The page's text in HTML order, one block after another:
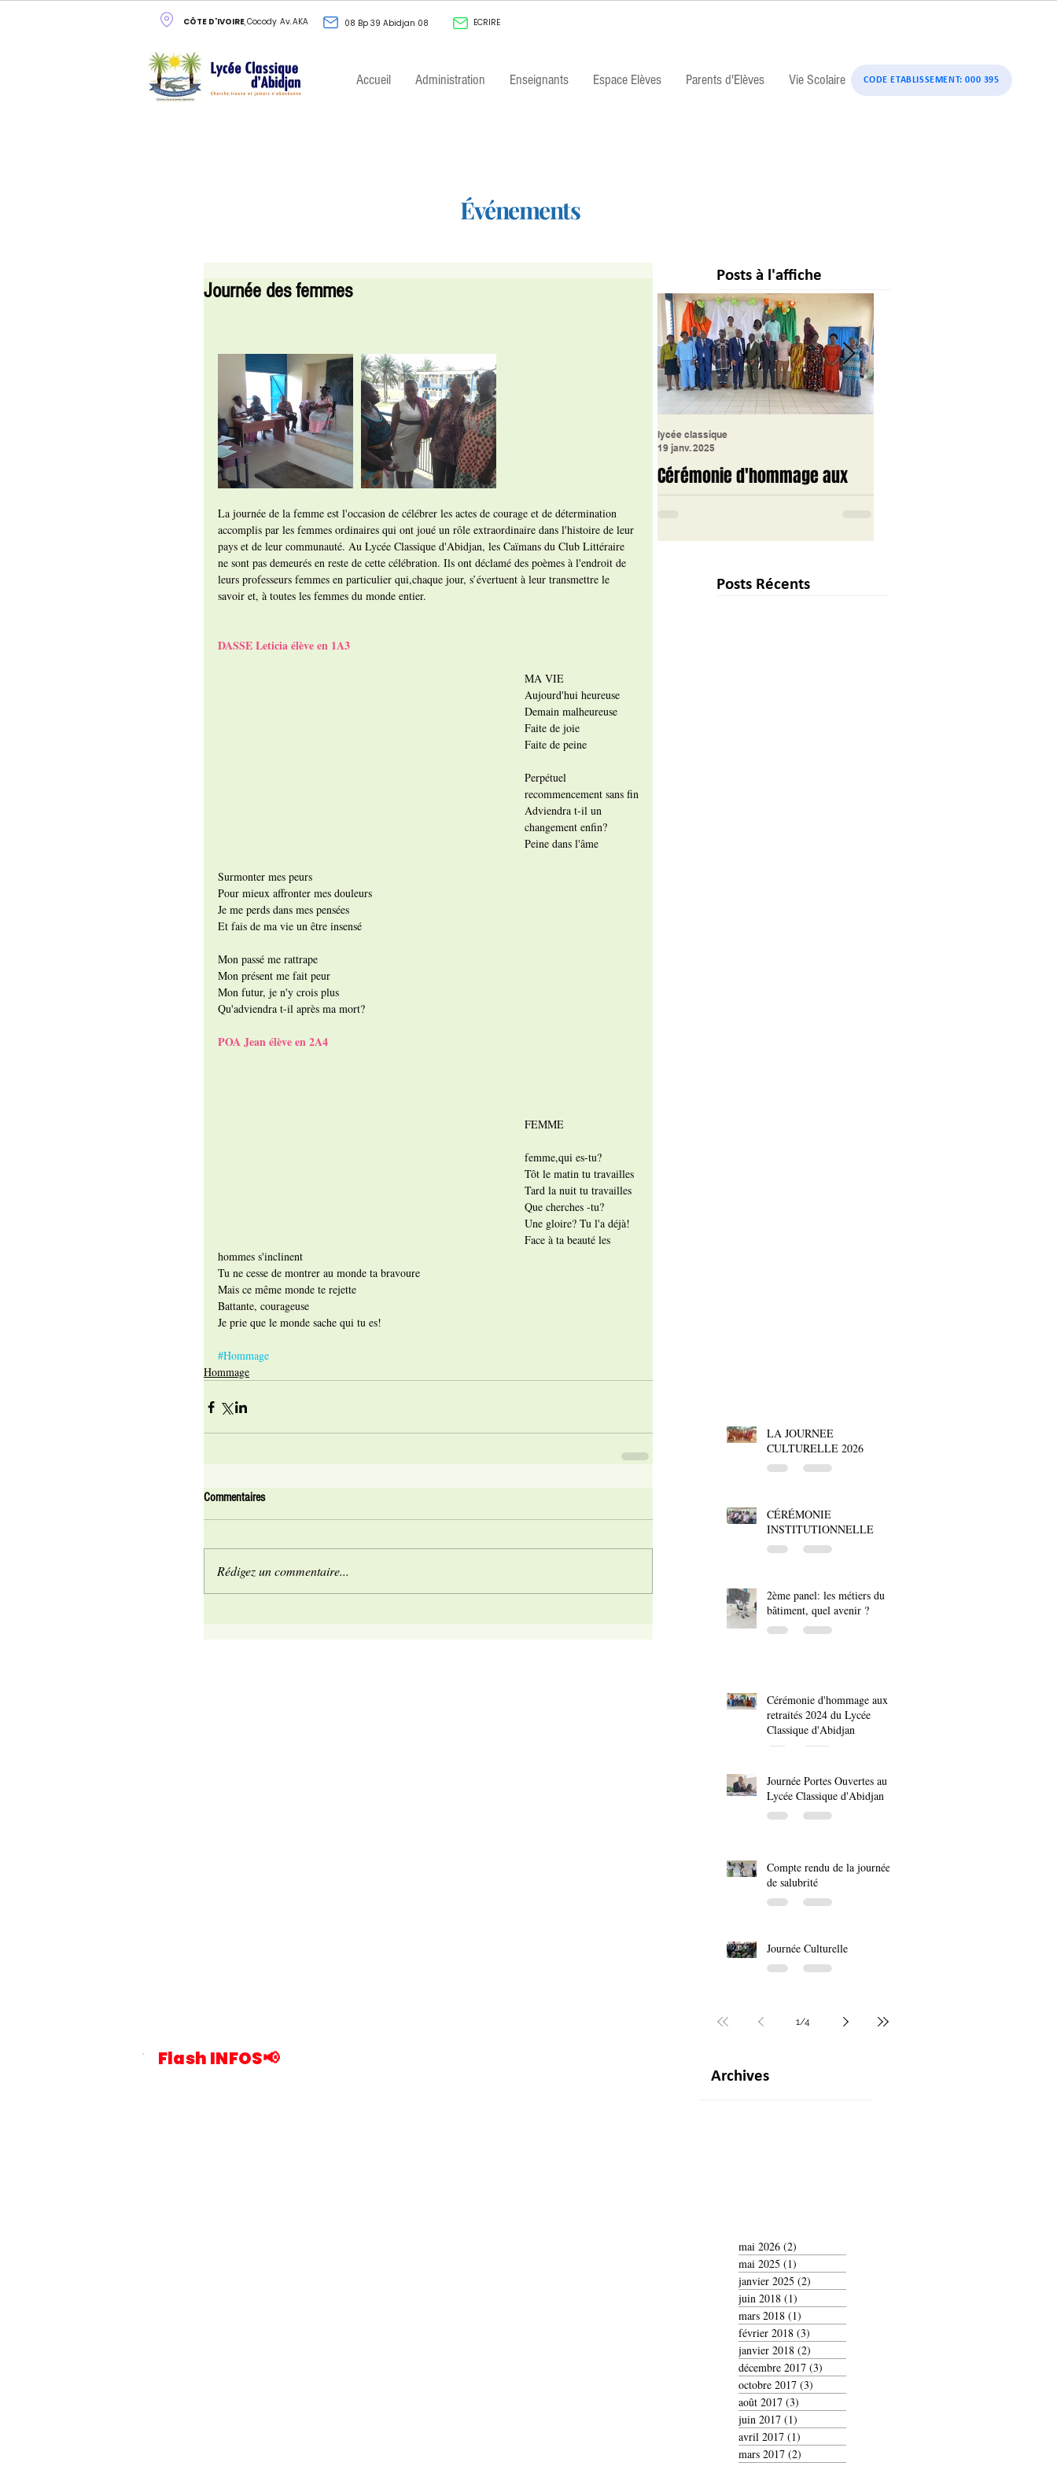
CÔTE D'IVOIRE, Cocody Av. AKA 08 Bp 39 Abidjan 08 ECRIRE
Événements
Journée des femmes
La journée de la femme est l'occasion de célébrer les actes de courage et de détermination
accomplis par les femmes ordinaires qui ont joué un rôle extraordinaire dans l'histoire de leur
pays et de leur communauté. Au Lycée Classique d'Abidjan, les Caïmans du Club Littéraire
ne sont pas demeurés en reste de cette célébration. Ils ont déclamé des poèmes à l'endroit de
leurs professeurs femmes en particulier qui,chaque jour, s’évertuent à leur transmettre le
savoir et, à toutes les femmes du monde entier.
DASSE Leticia élève en 1A3
MA VIE
Aujourd'hui heureuse
Demain malheureuse
Faite de joie
Faite de peine
Perpétuel
recommencement sans fin
Adviendra t-il un
changement enfin?
Peine dans l'âme
Surmonter mes peurs
Pour mieux affronter mes douleurs
Je me perds dans mes pensées
Et fais de ma vie un être insensé
Mon passé me rattrape
Mon présent me fait peur
Mon futur, je n'y crois plus
Qu'adviendra t-il après ma mort?
POA Jean élève en 2A4
FEMME
femme,qui es-tu?
Tôt le matin tu travailles
Tard la nuit tu travailles
Que cherches -tu?
Une gloire? Tu l'a déjà!
Face à ta beauté les
hommes s'inclinent
Tu ne cesse de montrer au monde ta bravoure
Mais ce même monde te rejette
Battante, courageuse
Je prie que le monde sache qui tu es!
#Hommage
Hommage
Commentaires
Rédigez un commentaire...
Posts à l'affiche
Cérémonie d'hommage aux
retraités 2024 du Lycée
organisé ce vendredi 17 janvier une
cérémonie d'hommage solennelle
lycée classique
19 janv. 2025
Posts Récents
LA JOURNEE
CULTURELLE 2026
CÉRÉMONIE
INSTITUTIONNELLE
2ème panel: les métiers du
bâtiment, quel avenir ?
Cérémonie d'hommage aux
retraités 2024 du Lycée
Classique d'Abidjan
Journée Portes Ouvertes au
Lycée Classique d'Abidjan
Compte rendu de la journée
de salubrité
Journée Culturelle
1/4
Archives
mai 2026 (2)
mai 2025 (1)
janvier 2025 (2)
juin 2018 (1)
mars 2018 (1)
février 2018 (3)
janvier 2018 (2)
décembre 2017 (3)
octobre 2017 (3)
août 2017 (3)
juin 2017 (1)
avril 2017 (1)
mars 2017 (2)
Accueil Administration Enseignants Espace Elèves Parents d'Elèves Vie Scolaire CODE ETABLISSEMENT: 000 395
Flash INFOS📢